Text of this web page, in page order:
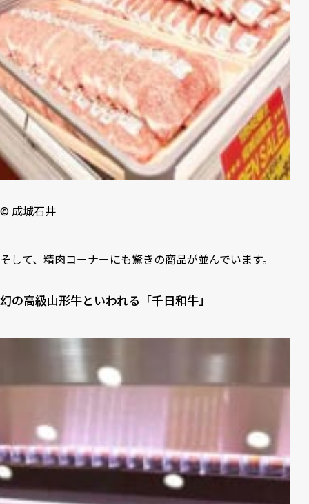
©︎ 成城石井
そして、精肉コーナーにも驚きの商品が並んでいます。
幻の高級山形牛といわれる「千日和牛」